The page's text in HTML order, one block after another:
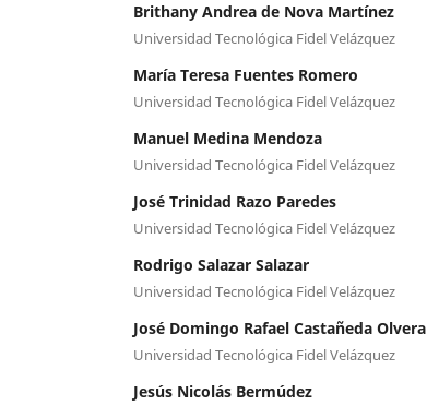
Brithany Andrea de Nova Martínez
Universidad Tecnológica Fidel Velázquez
María Teresa Fuentes Romero
Universidad Tecnológica Fidel Velázquez
Manuel Medina Mendoza
Universidad Tecnológica Fidel Velázquez
José Trinidad Razo Paredes
Universidad Tecnológica Fidel Velázquez
Rodrigo Salazar Salazar
Universidad Tecnológica Fidel Velázquez
José Domingo Rafael Castañeda Olvera
Universidad Tecnológica Fidel Velázquez
Jesús Nicolás Bermúdez